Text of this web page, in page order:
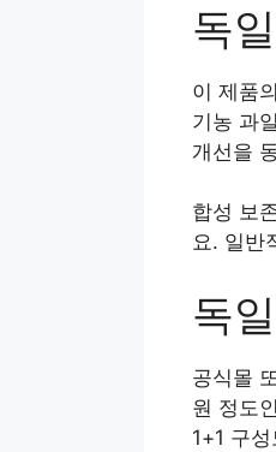
독
이 제품
기농 과
개선을
합성 보
요. 일반
독
공식몰
원 정도
1+1 구